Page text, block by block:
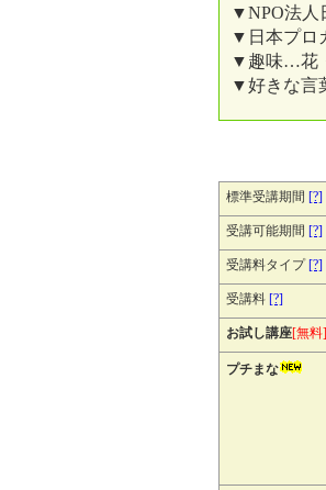
▼NPO法人
▼日本プロ
▼趣味…花
▼好きな言
標準受講期間 [?]
受講可能期間 [?]
受講料タイプ[?]
受講料 [?]
お試し講座[無料]
プチまな